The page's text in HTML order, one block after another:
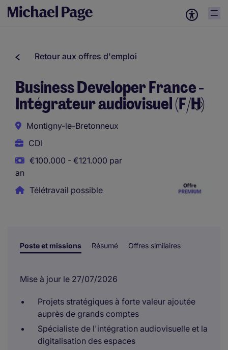
Retour aux offres d'emploi
Business Developer France -
Intégrateur audiovisuel (F/H)
Montigny-le-Bretonneux
CDI
€100.000 - €121.000 par
an
Télétravail possible
Poste et missions Résumé Offres similaires
Mise à jour le 27/07/2026
Projets stratégiques à forte valeur ajoutée
auprès de grands comptes
Spécialiste de l'intégration audiovisuelle et la
digitalisation des espaces